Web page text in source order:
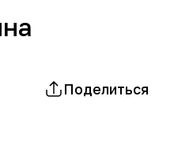
Поделиться